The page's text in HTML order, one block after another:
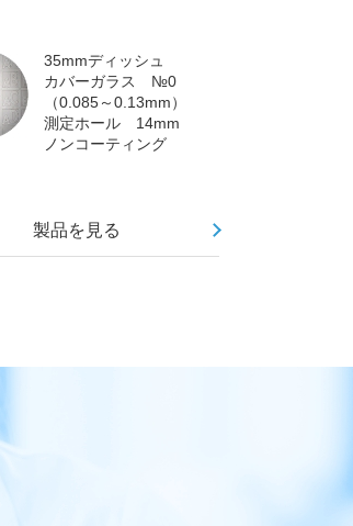
35mmディッシュ
カバーガラス №0
（0.085～0.13mm）
測定ホール 14mm
ノンコーティング
製品を見る